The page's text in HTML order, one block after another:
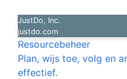
JustDo, Inc.
justdo.com
Resourcebeheer
Plan, wijs toe, volg en
effectief.